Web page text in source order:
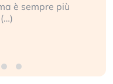
è sempre più